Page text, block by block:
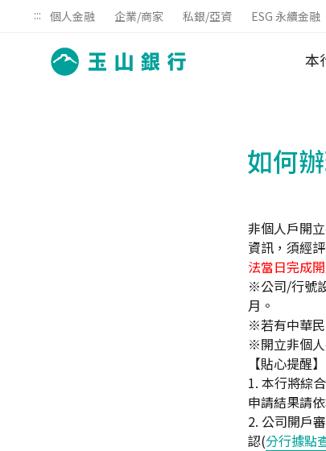
::: 個人金融 企業/商家 私銀/亞資 ESG 永續金融
本
如何
非個人戶開
資訊，須經
法當日完成
※公司/行號
月。
※若有中華民
※開立非個人
【貼心提醒】
1. 本行將綜
申請結果請
2. 公司開戶
認(分行據點